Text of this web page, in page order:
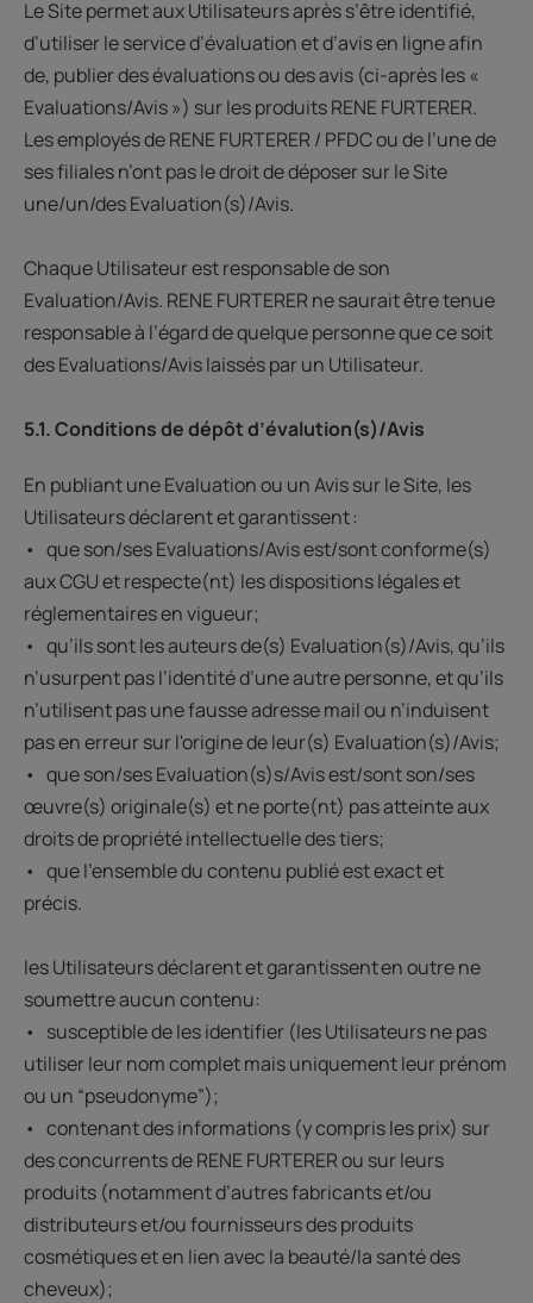
Le Site permet aux Utilisateurs après s’être identifié,
d’utiliser le service d’évaluation et d’avis en ligne afin
de, publier des évaluations ou des avis (ci-après les «
Evaluations/Avis ») sur les produits RENE FURTERER.
Les employés de RENE FURTERER / PFDC ou de l’une de
ses filiales n’ont pas le droit de déposer sur le Site
une/un/des Evaluation(s)/Avis.
Chaque Utilisateur est responsable de son
Evaluation/Avis. RENE FURTERER ne saurait être tenue
responsable à l’égard de quelque personne que ce soit
des Evaluations/Avis laissés par un Utilisateur.
5.1. Conditions de dépôt d’évalution(s)/Avis
En publiant une Evaluation ou un Avis sur le Site, les
Utilisateurs déclarent et garantissent :
• que son/ses Evaluations/Avis est/sont conforme(s)
aux CGU et respecte(nt) les dispositions légales et
réglementaires en vigueur;
• qu’ils sont les auteurs de(s) Evaluation(s)/Avis, qu’ils
n’usurpent pas l’identité d’une autre personne, et qu’ils
n’utilisent pas une fausse adresse mail ou n’induisent
pas en erreur sur l'origine de leur(s) Evaluation(s)/Avis;
• que son/ses Evaluation(s)s/Avis est/sont son/ses
œuvre(s) originale(s) et ne porte(nt) pas atteinte aux
droits de propriété intellectuelle des tiers;
• que l’ensemble du contenu publié est exact et
précis.
les Utilisateurs déclarent et garantissent en outre ne
soumettre aucun contenu:
• susceptible de les identifier (les Utilisateurs ne pas
utiliser leur nom complet mais uniquement leur prénom
ou un “pseudonyme”);
• contenant des informations (y compris les prix) sur
des concurrents de RENE FURTERER ou sur leurs
produits (notamment d’autres fabricants et/ou
distributeurs et/ou fournisseurs des produits
cosmétiques et en lien avec la beauté/la santé des
cheveux);